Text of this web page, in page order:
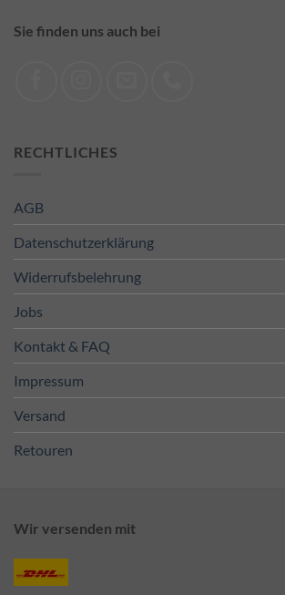
Sie finden uns auch bei
RECHTLICHES
AGB
Datenschutzerklärung
Widerrufsbelehrung
Jobs
Kontakt & FAQ
Impressum
Versand
Retouren
Wir versenden mit